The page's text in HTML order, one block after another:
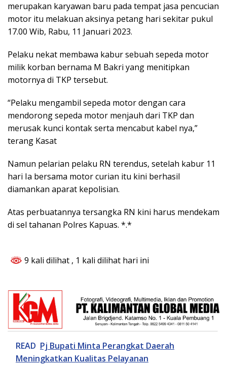
merupakan karyawan baru pada tempat jasa pencucian
motor itu melakuan aksinya petang hari sekitar pukul
17.00 Wib, Rabu, 11 Januari 2023.
Pelaku nekat membawa kabur sebuah sepeda motor
milik korban bernama M Bakri yang menitipkan
motornya di TKP tersebut.
“Pelaku mengambil sepeda motor dengan cara
mendorong sepeda motor menjauh dari TKP dan
merusak kunci kontak serta mencabut kabel nya,”
terang Kasat
Namun pelarian pelaku RN terendus, setelah kabur 11
hari Ia bersama motor curian itu kini berhasil
diamankan aparat kepolisian.
Atas perbuatannya tersangka RN kini harus mendekam
di sel tahanan Polres Kapuas. *.*
9 kali dilihat , 1 kali dilihat hari ini
READ Pj Bupati Minta Perangkat Daerah
Meningkatkan Kualitas Pelayanan